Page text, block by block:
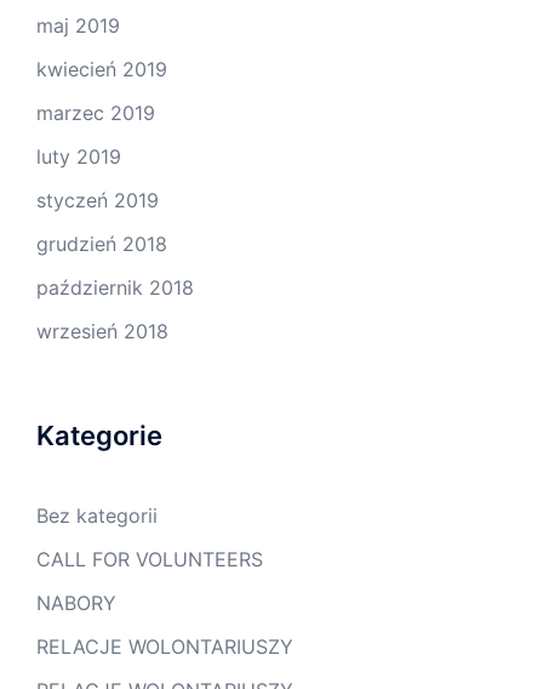
maj 2019
kwiecień 2019
marzec 2019
luty 2019
styczeń 2019
grudzień 2018
październik 2018
wrzesień 2018
Kategorie
Bez kategorii
CALL FOR VOLUNTEERS
NABORY
RELACJE WOLONTARIUSZY